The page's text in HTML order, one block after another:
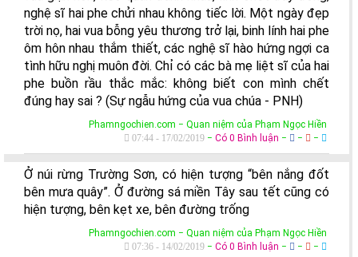
nghệ sĩ hai phe chửi nhau không tiếc lời. Một ngày đẹp
trời nọ, hai vua bỗng yêu thương trở lại, binh lính hai phe
ôm hôn nhau thắm thiết, các nghệ sĩ hào hứng ngợi ca
tình hữu nghị muôn đời. Chỉ có các bà mẹ liệt sĩ của hai
phe buồn rầu thắc mắc: không biết con mình chết
đúng hay sai ? (Sự ngẫu hứng của vua chúa - PNH)
Phamngochien.com − Quan niệm của Phạm Ngọc Hiền
07:44 - 17/02/2019 − Có 0 Bình luận − − −
Ở núi rừng Trường Sơn, có hiện tượng “bên nắng đốt
bên mưa quây”. Ở đường sá miền Tây sau tết cũng có
hiện tượng, bên kẹt xe, bên đường trống
Phamngochien.com − Quan niệm của Phạm Ngọc Hiền
07:36 - 14/02/2019 − Có 0 Bình luận − − −